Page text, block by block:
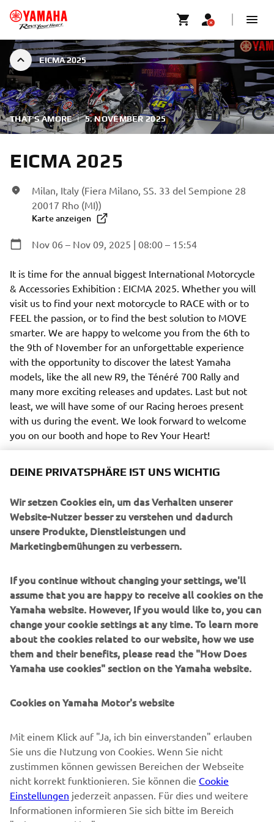
EICMA 2025
THAT'S AMORE | 5. NOVEMBER 2025
EICMA 2025
Milan, Italy (Fiera Milano, SS. 33 del Sempione 28
20017 Rho (MI))
Karte anzeigen
Nov 06 – Nov 09, 2025 | 08:00 – 15:54
It is time for the annual biggest International Motorcycle
& Accessories Exhibition : EICMA 2025. Whether you will
visit us to find your next motorcycle to RACE with or to
FEEL the passion, or to find the best solution to MOVE
smarter. We are happy to welcome you from the 6th to
the 9th of November for an unforgettable experience
with the opportunity to discover the latest Yamaha
models, like the all new R9, the Ténéré 700 Rally and
many more exciting releases and updates. Last but not
least, we will have some of our Racing heroes present
with us during the event. We look forward to welcome
you on our booth and hope to Rev Your Heart!
UNTERNEHMEN
MEHR YAMAHA
SUPPORT
Erfahre als Erster von den neuesten Angeboten,
ABONNIEREN
Lesen Sie unsere Datenschutzrichtlinie, um zu erfahren, wie wir
Website-Nutzer besser zu verstehen und dadurch
unsere Produkte, Dienstleistungen und
Marketingbemühungen zu verbessern.
assume that you are happy to receive all cookies on the
Yamaha website. However, If you would like to, you can
change your cookie settings at any time. To learn more
about the cookies related to our website, how we use
them and their benefits, please read the "How Does
Yamaha use cookies" section on the Yamaha website.
Sie uns die Nutzung von Cookies. Wenn Sie nicht
zustimmen können gewissen Bereichen der Webseite
nicht korrekt funktionieren. Sie können die Cookie
Einstellungenjederzeit anpassen. Für dies und weitere
Informationen informieren Sie sich bitte im Bereich
"Privacy & Cookies".